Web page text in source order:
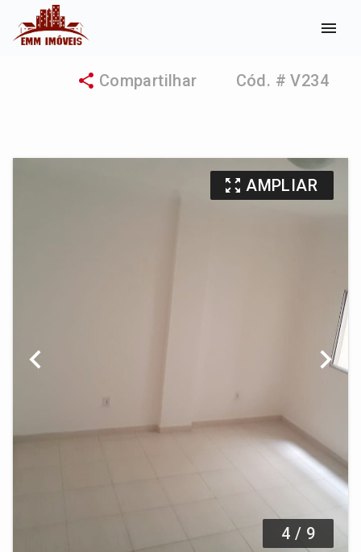
menu
share Compartilhar Cód. # V234
4 / 9
zoom_out_map AMPLIAR
chevron_left chevron_right